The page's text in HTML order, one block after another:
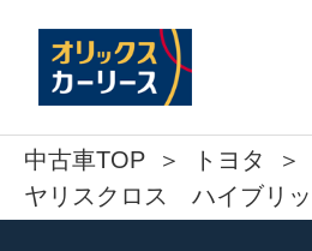
中古車TOP トヨタ
ヤリスクロス ハイブリ